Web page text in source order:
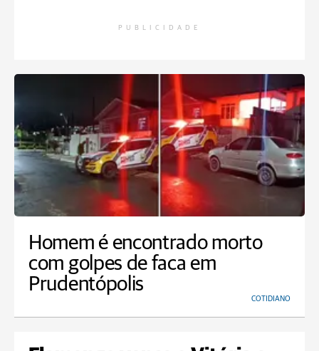
PUBLICIDADE
Homem é encontrado morto
com golpes de faca em
Prudentópolis
COTIDIANO